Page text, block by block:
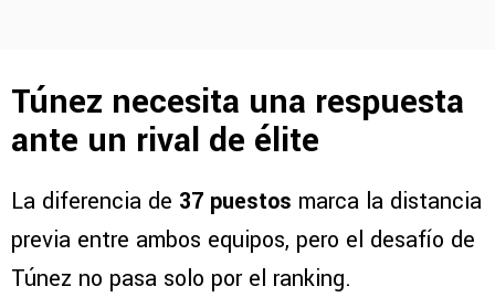
Túnez necesita una respuesta
ante un rival de élite
La diferencia de 37 puestos marca la distancia
previa entre ambos equipos, pero el desafío de
Túnez no pasa solo por el ranking.